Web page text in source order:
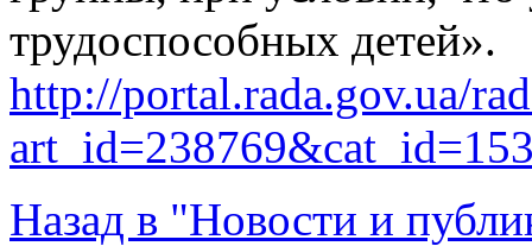
трудоспособных детей».
http://portal.rada.gov.ua/
Назад в "Новости и